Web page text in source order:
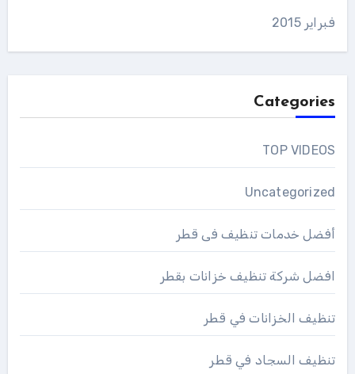
فبراير 2015
Categories
TOP VIDEOS
Uncategorized
أفضل خدمات تنظيف فى قطر
افضل شركة تنظيف خزانات بقطر
تنظيف الخزانات في قطر
تنظيف السجاد في قطر